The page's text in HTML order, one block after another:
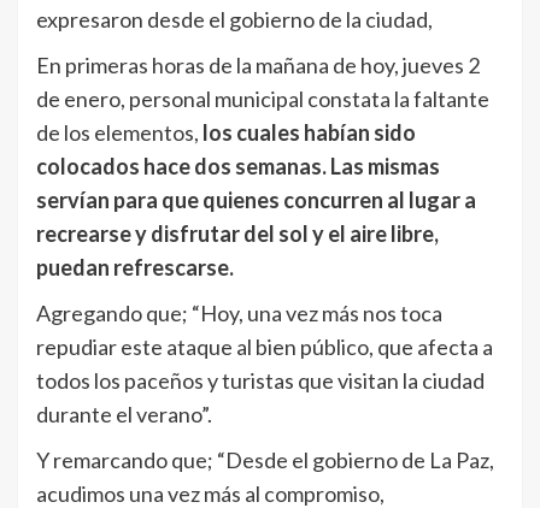
expresaron desde el gobierno de la ciudad,
En primeras horas de la mañana de hoy, jueves 2
de enero, personal municipal constata la faltante
de los elementos, los cuales habían sido
colocados hace dos semanas. Las mismas
servían para que quienes concurren al lugar a
recrearse y disfrutar del sol y el aire libre,
puedan refrescarse.
Agregando que; “Hoy, una vez más nos toca
repudiar este ataque al bien público, que afecta a
todos los paceños y turistas que visitan la ciudad
durante el verano”.
Y remarcando que; “Desde el gobierno de La Paz,
acudimos una vez más al compromiso,